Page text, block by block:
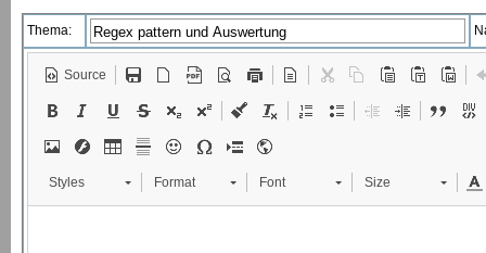
Thema:
Source
Styles Format Font Size